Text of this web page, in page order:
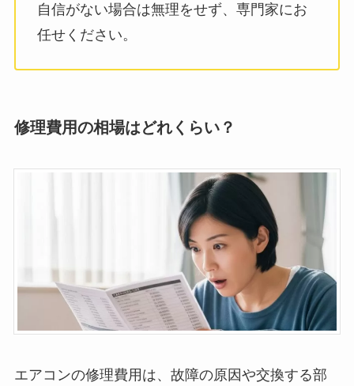
自信がない場合は無理をせず、専門家にお
任せください。
修理費用の相場はどれくらい？
エアコンの修理費用は、故障の原因や交換する部